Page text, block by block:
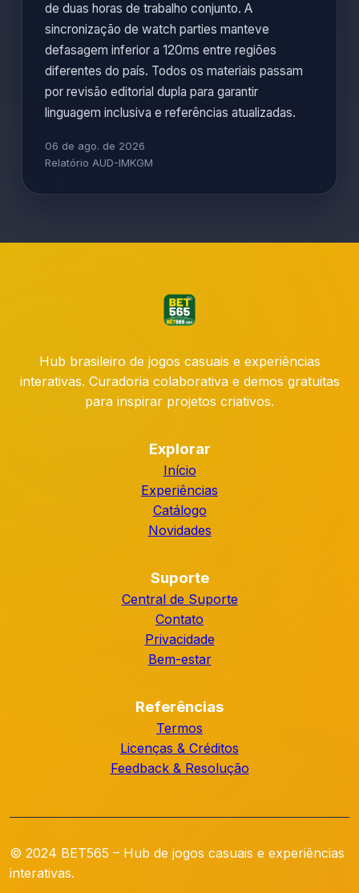
de duas horas de trabalho conjunto. A
sincronização de watch parties manteve
defasagem inferior a 120ms entre regiões
diferentes do país. Todos os materiais passam
por revisão editorial dupla para garantir
linguagem inclusiva e referências atualizadas.
06 de ago. de 2026
Relatório AUD-IMKGM
Hub brasileiro de jogos casuais e experiências
interativas. Curadoria colaborativa e demos gratuitas
para inspirar projetos criativos.
Explorar
Início
Experiências
Catálogo
Novidades
Suporte
Central de Suporte
Contato
Privacidade
Bem-estar
Referências
Termos
Licenças & Créditos
Feedback & Resolução
© 2024 BET565 – Hub de jogos casuais e experiências
interativas.